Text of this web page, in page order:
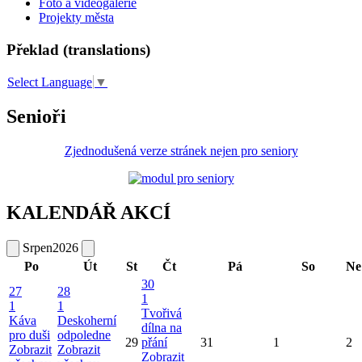
Foto a videogalerie
Projekty města
Překlad (translations)
Select Language ▼
Senioři
Zjednodušená verze stránek nejen pro seniory
KALENDÁŘ AKCÍ
Srpen2026
Po
Út St Čt Pá So
Ne
27
1
Káva
pro duši
Zobrazit
28
1
Deskoherní
odpoledne
Zobrazit
29
30
1
Tvořivá
dílna na
přání
Zobrazit
31 1 2